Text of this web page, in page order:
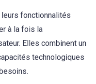
fonctionnalités
à la fois la
Elles combinent un
technologiques